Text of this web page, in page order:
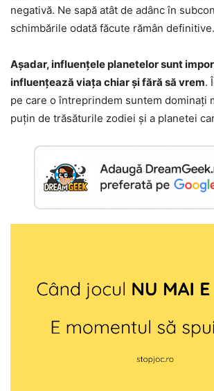
negativă. Ne sapă atât de adânc în
schimbările odată făcute rămân definitive.
Așadar, influențele planetelor sunt
influențează viața chiar și fără să vrem.
pe care o întreprindem suntem dominați
puțin de trăsăturile zodiei și a planetei